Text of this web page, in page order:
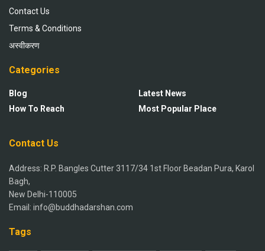
Contact Us
Terms & Conditions
अस्वीकरण
Categories
Blog
How To Reach
Latest News
Most Popular Place
Contact Us
Address: R.P. Bangles Cutter 3117/34 1st Floor Beadan Pura, Karol
Bagh,
New Delhi-110005
Email: info@buddhadarshan.com
Tags